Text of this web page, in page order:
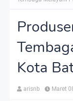
Kota
arisnb Maret